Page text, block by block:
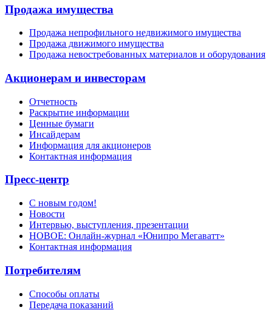
Продажа имущества
Продажа непрофильного недвижимого имущества
Продажа движимого имущества
Продажа невостребованных материалов и оборудования
Акционерам и инвесторам
Отчетность
Раскрытие информации
Ценные бумаги
Инсайдерам
Информация для акционеров
Контактная информация
Пресс-центр
С новым годом!
Новости
Интервью, выступления, презентации
НОВОЕ: Онлайн-журнал «Юнипро Мегаватт»
Контактная информация
Потребителям
Способы оплаты
Передача показаний